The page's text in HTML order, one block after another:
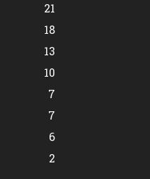
21
18
13
10
7
7
6
2